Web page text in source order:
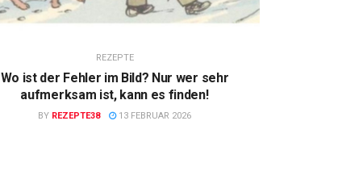
REZEPTE
Wo ist der Fehler im Bild? Nur wer sehr
aufmerksam ist, kann es finden!
BY REZEPTE38 13 FEBRUAR 2026